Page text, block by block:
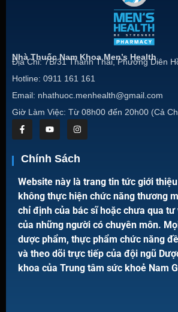
Nhà Thuốc Nam Khoa Men’s Health
Địa Chỉ: 7B/31 Thành Thái, Phường Diên
Hotline: 0911 161 161
Email: nhathuoc.menhealth@gmail.com
Giờ Làm Việc: Từ 08h00 đến 20h00 (Cả
Chính Sách
Website này là trang tin tức giới
không thực hiện chức năng thương
chỉ định của bác sĩ hoặc chưa qua tư
của những người có chuyên môn.
dược phẩm, thực phẩm chức năng
và theo dõi trực tiếp của đội ngũ
khoa của Trung tâm sức khoẻ Nam